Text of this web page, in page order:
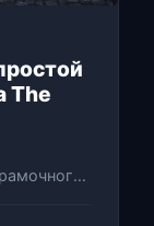
The